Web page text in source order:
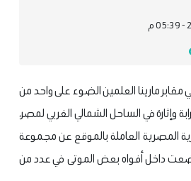
مقابر مارينا العلمين الضوء على واحد من
وإثارة في الساحل الشمالي الغربي لمصر،
المصرية العاملة بالموقع عن مجموعة
داخل أفواه بعض الموتى في عدد من